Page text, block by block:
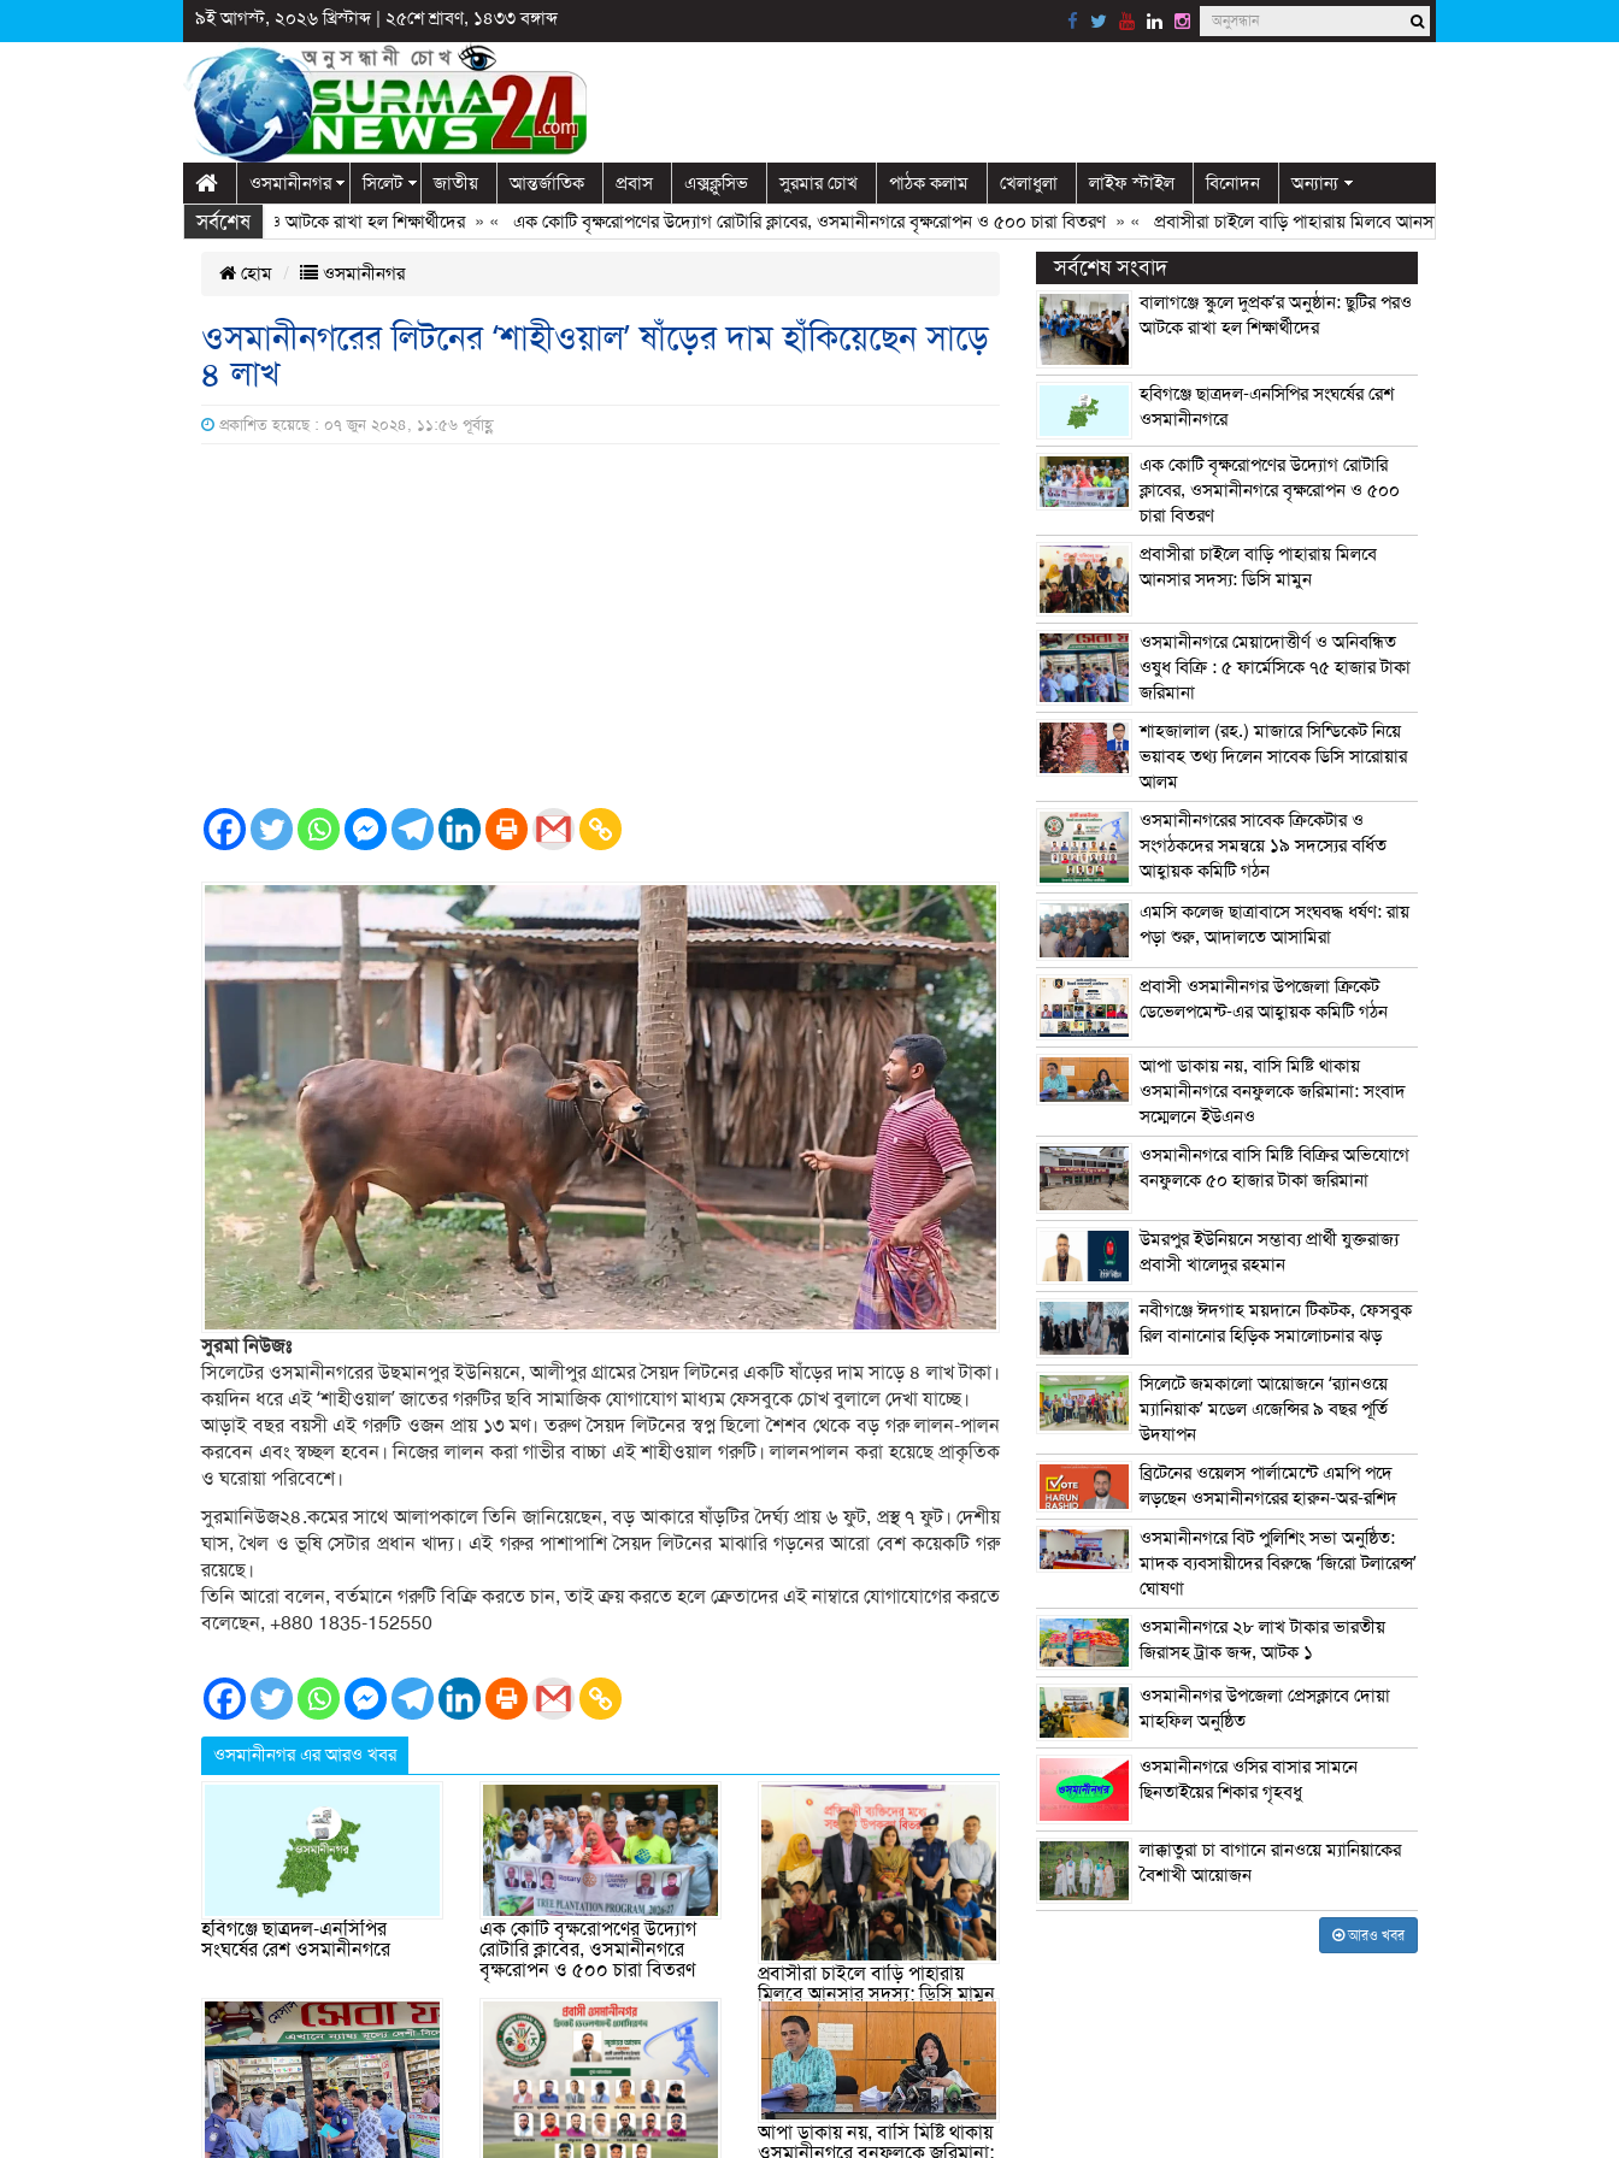
৯ই আগস্ট, ২০২৬ খ্রিস্টাব্দ| ২৫শে শ্রাবণ, ১৪৩৩ বঙ্গাব্দ
ওসমানীনগর সিলেট জাতীয় আন্তর্জাতিক প্রবাস এক্সক্লুসিভ সুরমার চোখ পাঠক কলাম খেলাধুলা লাইফ স্টাইল বিনোদন অন্যান্য
সর্বশেষ
স্কুলে দুপ্রক’র অনুষ্ঠান: ছুটির পরও আটকে রাখা হল শিক্ষার্থীদের» « এক কোটি বৃক্ষরোপণের উদ্যোগ রোটারি ক্লাবের, ওসমানীনগরে বৃক্ষরোপন ও ৫০০ চারা বিতরণ» « প্রবাসীরা চাইলে বাড়ি পাহারায় মিলবে আনসার সদস্য: ডিসি মামুন
হোম ওসমানীনগর
ওসমানীনগরের লিটনের ‘শাহীওয়াল’ ষাঁড়ের দাম হাঁকিয়েছেন সাড়ে
৪ লাখ
প্রকাশিত হয়েছে : ০৭ জুন ২০২৪, ১১:৫৬ পূর্বাহ্ণ
সুরমা নিউজঃ
সিলেটের ওসমানীনগরের উছমানপুর ইউনিয়নে, আলীপুর গ্রামের সৈয়দ লিটনের একটি ষাঁড়ের দাম সাড়ে ৪ লাখ টাকা।
কয়দিন ধরে এই ‘শাহীওয়াল’ জাতের গরুটির ছবি সামাজিক যোগাযোগ মাধ্যম ফেসবুকে চোখ বুলালে দেখা যাচ্ছে।
আড়াই বছর বয়সী এই গরুটি ওজন প্রায় ১৩ মণ। তরুণ সৈয়দ লিটনের স্বপ্ন ছিলো শৈশব থেকে বড় গরু লালন-পালন
করবেন এবং স্বচ্ছল হবেন। নিজের লালন করা গাভীর বাচ্চা এই শাহীওয়াল গরুটি। লালনপালন করা হয়েছে প্রাকৃতিক
ও ঘরোয়া পরিবেশে।
সুরমানিউজ২৪.কমের সাথে আলাপকালে তিনি জানিয়েছেন, বড় আকারে ষাঁড়টির দৈর্ঘ্য প্রায় ৬ ফুট, প্রস্থ ৭ ফুট। দেশীয়
ঘাস, খৈল ও ভূষি সেটার প্রধান খাদ্য। এই গরুর পাশাপাশি সৈয়দ লিটনের মাঝারি গড়নের আরো বেশ কয়েকটি গরু
রয়েছে।
তিনি আরো বলেন, বর্তমানে গরুটি বিক্রি করতে চান, তাই ক্রয় করতে হলে ক্রেতাদের এই নাম্বারে যোগাযোগের করতে
বলেছেন, +880 1835-152550
ওসমানীনগর এর আরও খবর
হবিগঞ্জে ছাত্রদল-এনসিপির
সংঘর্ষের রেশ ওসমানীনগরে
এক কোটি বৃক্ষরোপণের উদ্যোগ
রোটারি ক্লাবের, ওসমানীনগরে
বৃক্ষরোপন ও ৫০০ চারা বিতরণ
প্রবাসীরা চাইলে বাড়ি পাহারায়
মিলবে আনসার সদস্য: ডিসি মামুন
আপা ডাকায় নয়, বাসি মিষ্টি থাকায়
ওসমানীনগরে বনফুলকে জরিমানা:
সর্বশেষ সংবাদ
বালাগঞ্জে স্কুলে দুপ্রক’র অনুষ্ঠান: ছুটির পরও
আটকে রাখা হল শিক্ষার্থীদের
হবিগঞ্জে ছাত্রদল-এনসিপির সংঘর্ষের রেশ
ওসমানীনগরে
এক কোটি বৃক্ষরোপণের উদ্যোগ রোটারি
ক্লাবের, ওসমানীনগরে বৃক্ষরোপন ও ৫০০
চারা বিতরণ
প্রবাসীরা চাইলে বাড়ি পাহারায় মিলবে
আনসার সদস্য: ডিসি মামুন
ওসমানীনগরে মেয়াদোত্তীর্ণ ও অনিবন্ধিত
ওষুধ বিক্রি : ৫ ফার্মেসিকে ৭৫ হাজার টাকা
জরিমানা
শাহজালাল (রহ.) মাজারে সিন্ডিকেট নিয়ে
ভয়াবহ তথ্য দিলেন সাবেক ডিসি সারোয়ার
আলম
ওসমানীনগরের সাবেক ক্রিকেটার ও
সংগঠকদের সমন্বয়ে ১৯ সদস্যের বর্ধিত
আহ্বায়ক কমিটি গঠন
এম‌সি কলেজ ছাত্রাবাসে সংঘবদ্ধ ধর্ষণ: রায়
পড়া শুরু, আদালতে আসামিরা
প্রবাসী ওসমানীনগর উপজেলা ক্রিকেট
ডেভেলপমেন্ট-এর আহ্বায়ক কমিটি গঠন
আপা ডাকায় নয়, বাসি মিষ্টি থাকায়
ওসমানীনগরে বনফুলকে জরিমানা: সংবাদ
সম্মেলনে ইউএনও
ওসমানীনগরে বাসি মিষ্টি বিক্রির অভিযোগে
বনফুলকে ৫০ হাজার টাকা জরিমানা
উমরপুর ইউনিয়নে সম্ভাব্য প্রার্থী যুক্তরাজ্য
প্রবাসী খালেদুর রহমান
নবীগঞ্জে ঈদগাহ ময়দানে টিকটক, ফেসবুক
রিল বানানোর হিড়িক সমালোচনার ঝড়
সিলেটে জমকালো আয়োজনে ‘র‍্যানওয়ে
ম্যানিয়াক’ মডেল এজেন্সির ৯ বছর পূর্তি
উদযাপন
ব্রিটেনের ওয়েলস পার্লামেন্টে এমপি পদে
লড়ছেন ওসমানীনগরের হারুন-অর-রশিদ
ওসমানীনগরে বিট পুলিশিং সভা অনুষ্ঠিত:
মাদক ব্যবসায়ীদের বিরুদ্ধে ‘জিরো টলারেন্স’
ঘোষণা
ওসমানীনগরে ২৮ লাখ টাকার ভারতীয়
জিরাসহ ট্রাক জব্দ, আটক ১
ওসমানীনগর উপজেলা প্রেসক্লাবে দোয়া
মাহফিল অনুষ্ঠিত
ওসমানীনগরে ওসির বাসার সামনে
ছিনতাইয়ের শিকার গৃহবধু
লাক্কাতুরা চা বাগানে রানওয়ে ম্যানিয়াকের
বৈশাখী আয়োজন
আরও খবর